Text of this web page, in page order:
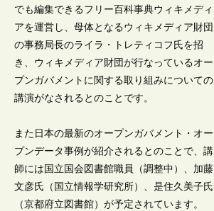
でも編集できるフリー百科事典ウィキメディ
アを運営し、母体となるウィキメディア財団
の事務局長のライラ・トレティコフ氏を招
き、ウィキメディア財団が行なっているオー
プンガバメントに関する取り組みについての
講演がなされるとのことです。
また日本の最新のオープンガバメント・オー
プンデータ事例が紹介されるとのことで、講
師には国立国会図書館職員（調整中）、加藤
文彦氏（国立情報学研究所）、是住久美子氏
（京都府立図書館）が予定されています。